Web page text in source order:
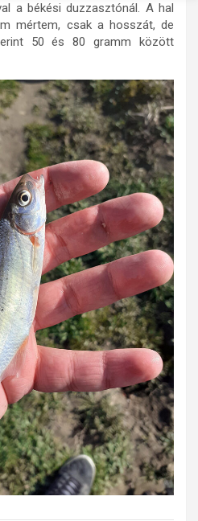
a békési duzzasztónál. A hal
mértem, csak a hosszát, de
50 és 80 gramm között